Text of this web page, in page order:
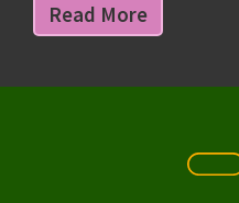
Read More